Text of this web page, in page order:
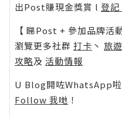
出Post賺現金獎賞 l 登記
【 睇Post + 參加品牌活動
瀏覽更多社群 打卡 丶 旅遊
攻略及 活動情報
U Blog開咗WhatsApp啦
Follow 我哋 ！